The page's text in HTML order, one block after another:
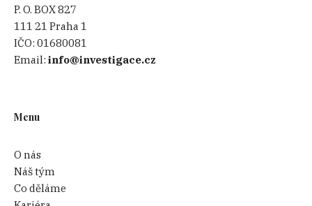
P. O. BOX 827
111 21 Praha 1
IČO:01680081
Email:info@investigace.cz
Menu
O nás
Náš tým
Co děláme